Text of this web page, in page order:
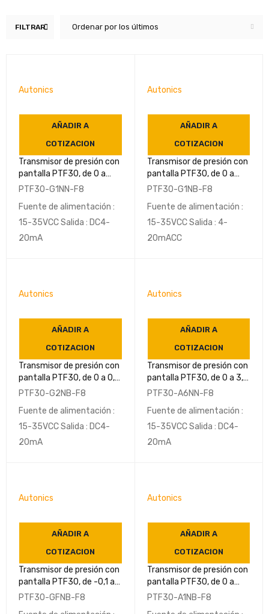
FILTRAR Ordenar por los últimos
Autonics
AÑADIR A
COTIZACION
Transmisor de presión con
pantalla PTF30, de 0 a
0,35 kPa G3/8(PF) IP67-
PTF30-G1NN-F8
Fuente de alimentación :
15-35VCC Salida : DC4-
20mA
Autonics
AÑADIR A
COTIZACION
Transmisor de presión con
pantalla PTF30, de 0 a
0,35 kPa G3/8(PF) IP67-
PTF30-G1NB-F8
Fuente de alimentación :
15-35VCC Salida : 4-
20mACC
Autonics
AÑADIR A
COTIZACION
Transmisor de presión con
pantalla PTF30, de 0 a 0,1
Mpa G3/8(PF) IP67-
PTF30-G2NB-F8
Fuente de alimentación :
15-35VCC Salida : DC4-
20mA
Autonics
AÑADIR A
COTIZACION
Transmisor de presión con
pantalla PTF30, de 0 a 3,5
Mpa G3/8(PF) IP67-
PTF30-A6NN-F8
Fuente de alimentación :
15-35VCC Salida : DC4-
20mA
Autonics
AÑADIR A
COTIZACION
Transmisor de presión con
pantalla PTF30, de -0,1 a
0,2 MPa G3/8(PF) IP67-
PTF30-GFNB-F8
Autonics
AÑADIR A
COTIZACION
Transmisor de presión con
pantalla PTF30, de 0 a
0,35 kPa G3/8(PF) IP67-
PTF30-A1NB-F8